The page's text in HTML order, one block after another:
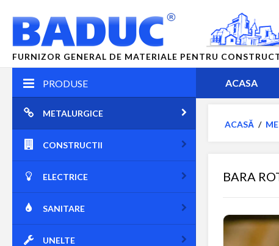
FURNIZOR GENERAL DE MATERIALE PENTRU
PRODUSE
METALURGICE
CONSTRUCTII
ELECTRICE
SANITARE
UNELTE
ACASA
ACASĂ /
BARA